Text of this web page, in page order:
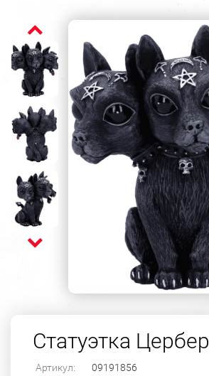
Статуэтка Цербер
Артикул: 09191856